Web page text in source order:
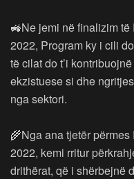
🚜Ne jemi në finalizim
2022, Program ky i cili
të cilat do t’i
ekzistuese si dhe
nga sektori.
🌾Nga ana tjetër
2022, kemi rritur
drithërat, që i shërbejnë